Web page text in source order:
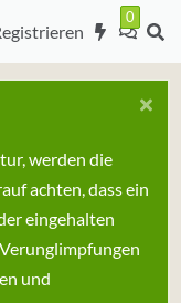
werden die
achten, dass ein
eingehalten
und